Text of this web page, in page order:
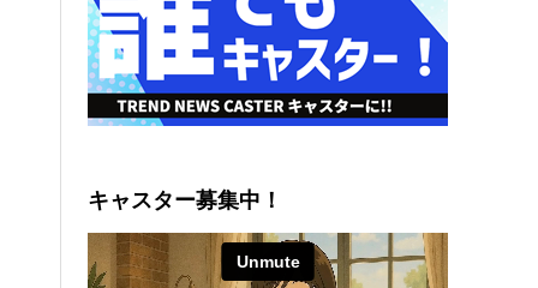
キャスター募集中！